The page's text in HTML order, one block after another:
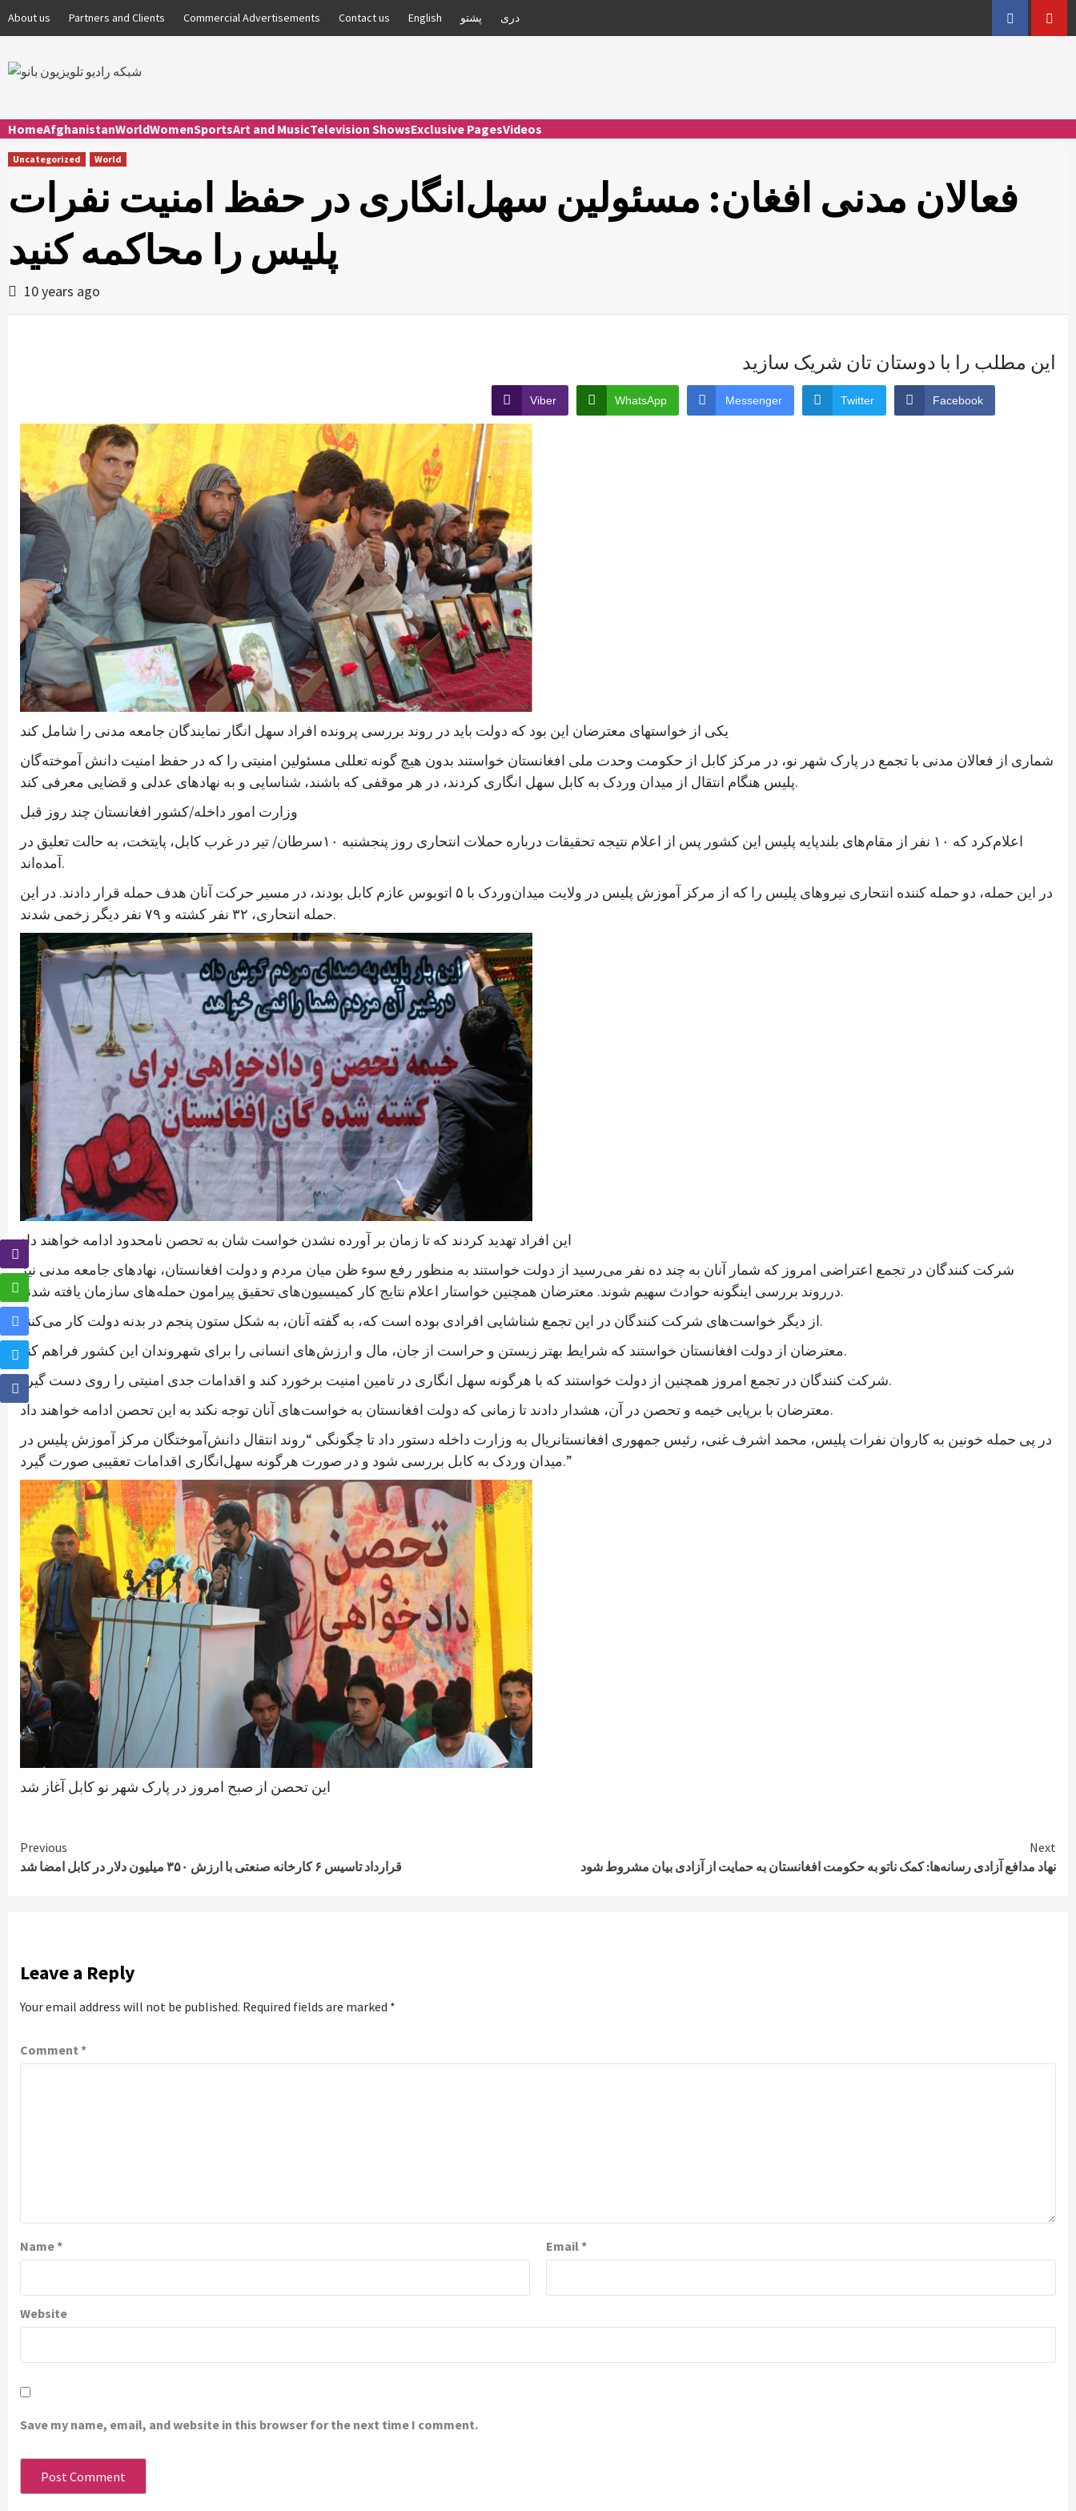
About us Partners and Clients Commercial Advertisements Contact us English پشتو دری Facebook
HomeAfghanistanWorldWomenSportsArt and MusicTelevision ShowsExclusive PagesVideos
Uncategorized World
فعالان مدنی افغان: مسئولین سهل‌انگاری در حفظ امنیت نفرات
پلیس را محاکمه کنید
10 years ago
این مطلب را با دوستان تان شریک سازید
Viber WhatsApp Messenger Twitter Facebook
یکی از خواستهای معترضان این بود که دولت باید در روند بررسی پرونده افراد سهل انگار نمایندگان جامعه مدنی را شامل کند
شماری از فعالان مدنی با تجمع در پارک شهر نو، در مرکز کابل از حکومت وحدت ملی افغانستان خواستند بدون هیچ گونه تعللی مسئولین امنیتی را که در حفظ امنیت دانش آموخته‌گان
پلیس هنگام انتقال از میدان وردک به کابل سهل انگاری کردند، در هر موقفی که باشند، شناسایی و به نهادهای عدلی و قضایی معرفی کند.
وزارت امور داخله/کشور افغانستان چند روز قبل
اعلام‌کرد که ۱۰ نفر از مقام‌های بلند‌پایه پلیس این کشور پس از اعلام نتیجه تحقیقات درباره حملات انتحاری روز پنجشنبه ۱۰سرطان/ تیر در غرب کابل، پایتخت، به حالت تعلیق در
آمده‌اند.
در این حمله، دو حمله کننده انتحاری نیروهای پلیس را که از مرکز آموزش پلیس در ولایت میدان‌وردک با ۵ اتوبوس عازم کابل بودند، در مسیر حرکت آنان هدف حمله قرار دادند. در این
حمله انتحاری، ۳۲ نفر کشته و ۷۹ نفر دیگر زخمی شدند.
این افراد تهدید کردند که تا زمان بر آورده نشدن خواست شان به تحصن نامحدود ادامه خواهند داد
شرکت کنندگان در تجمع اعتراضی امروز که شمار آنان به چند ده نفر می‌رسید از دولت خواستند به منظور رفع سوء ظن میان مردم و دولت افغانستان، نهادهای جامعه مدنی نیز
درروند بررسی اینگونه حوادث سهیم شوند. معترضان همچنین خواستار اعلام نتایج کار کمیسیون‌های تحقیق پیرامون حمله‌های سازمان یافته شدند.
از دیگر خواست‌های شرکت کنندگان در این تجمع شناشایی افرادی بوده است که، به گفته آنان، به شکل ستون پنجم در بدنه دولت کار می‌کنند.
معترضان از دولت افغانستان خواستند که شرایط بهتر زیستن و حراست از جان، مال و ارزش‌های انسانی را برای شهروندان این کشور فراهم کند.
شرکت کنندگان در تجمع امروز همچنین از دولت خواستند که با هرگونه سهل انگاری در تامین امنیت برخورد کند و اقدامات جدی امنیتی را روی دست گیرد.
معترضان با برپایی خیمه و تحصن در آن، هشدار دادند تا زمانی که دولت افغانستان به خواست‌های آنان توجه نکند به این تحصن ادامه خواهند داد.
در پی حمله خونین به کاروان نفرات پلیس، محمد اشرف غنی، رئیس جمهوری افغانستانريال به وزارت داخله دستور داد تا چگونگی “روند انتقال دانش‌آموختگان مرکز آموزش پلیس در
میدان وردک به کابل بررسی شود و در صورت هرگونه سهل‌انگاری اقدامات تعقیبی صورت گیرد.”
این تحصن از صبح امروز در پارک شهر نو کابل آغاز شد
Continue
Reading
Previous
قرارداد تاسیس ۶ کارخانه صنعتی با ارزش ۳۵۰ میلیون دلار در کابل امضا شد
Next
نهاد مدافع آزادی رسانه‌ها: کمک ناتو به حکومت افغانستان به حمایت از آزادی بیان مشروط شود
Leave a Reply
Your email address will not be published. Required fields are marked *
Comment *
Name* Email*
Website
Save my name, email, and website in this browser for the next time I comment.